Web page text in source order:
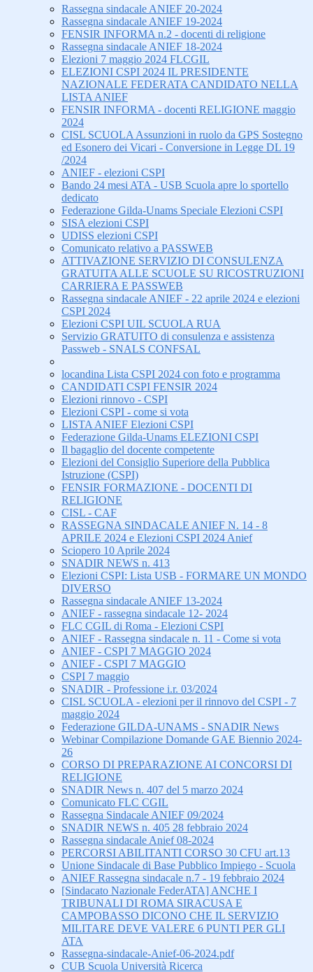
Rassegna sindacale ANIEF 20-2024
Rassegna sindacale ANIEF 19-2024
FENSIR INFORMA n.2 - docenti di religione
Rassegna sindacale ANIEF 18-2024
Elezioni 7 maggio 2024 FLCGIL
ELEZIONI CSPI 2024 IL PRESIDENTE
NAZIONALE FEDERATA CANDIDATO NELLA
LISTA ANIEF
FENSIR INFORMA - docenti RELIGIONE maggio
2024
CISL SCUOLA Assunzioni in ruolo da GPS Sostegno
ed Esonero dei Vicari - Conversione in Legge DL 19
/2024
ANIEF - elezioni CSPI
Bando 24 mesi ATA - USB Scuola apre lo sportello
dedicato
Federazione Gilda-Unams Speciale Elezioni CSPI
SISA elezioni CSPI
UDISS elezioni CSPI
Comunicato relativo a PASSWEB
ATTIVAZIONE SERVIZIO DI CONSULENZA
GRATUITA ALLE SCUOLE SU RICOSTRUZIONI
CARRIERA E PASSWEB
Rassegna sindacale ANIEF - 22 aprile 2024 e elezioni
CSPI 2024
Elezioni CSPI UIL SCUOLA RUA
Servizio GRATUITO di consulenza e assistenza
Passweb - SNALS CONFSAL
locandina Lista CSPI 2024 con foto e programma
CANDIDATI CSPI FENSIR 2024
Elezioni rinnovo - CSPI
Elezioni CSPI - come si vota
LISTA ANIEF Elezioni CSPI
Federazione Gilda-Unams ELEZIONI CSPI
Il bagaglio del docente competente
Elezioni del Consiglio Superiore della Pubblica
Istruzione (CSPI)
FENSIR FORMAZIONE - DOCENTI DI
RELIGIONE
CISL - CAF
RASSEGNA SINDACALE ANIEF N. 14 - 8
APRILE 2024 e Elezioni CSPI 2024 Anief
Sciopero 10 Aprile 2024
SNADIR NEWS n. 413
Elezioni CSPI: Lista USB - FORMARE UN MONDO
DIVERSO
Rassegna sindacale ANIEF 13-2024
ANIEF - rassegna sindacale 12- 2024
FLC CGIL di Roma - Elezioni CSPI
ANIEF - Rassegna sindacale n. 11 - Come si vota
ANIEF - CSPI 7 MAGGIO 2024
ANIEF - CSPI 7 MAGGIO
CSPI 7 maggio
SNADIR - Professione i.r. 03/2024
CISL SCUOLA - elezioni per il rinnovo del CSPI - 7
maggio 2024
Federazione GILDA-UNAMS - SNADIR News
Webinar Compilazione Domande GAE Biennio 2024-
26
CORSO DI PREPARAZIONE AI CONCORSI DI
RELIGIONE
SNADIR News n. 407 del 5 marzo 2024
Comunicato FLC CGIL
Rassegna Sindacale ANIEF 09/2024
SNADIR NEWS n. 405 28 febbraio 2024
Rassegna sindacale Anief 08-2024
PERCORSI ABILITANTI CORSO 30 CFU art.13
Unione Sindacale di Base Pubblico Impiego - Scuola
ANIEF Rassegna sindacale n.7 - 19 febbraio 2024
[Sindacato Nazionale FederATA] ANCHE I
TRIBUNALI DI ROMA SIRACUSA E
CAMPOBASSO DICONO CHE IL SERVIZIO
MILITARE DEVE VALERE 6 PUNTI PER GLI
ATA
Rassegna-sindacale-Anief-06-2024.pdf
CUB Scuola Università Ricerca